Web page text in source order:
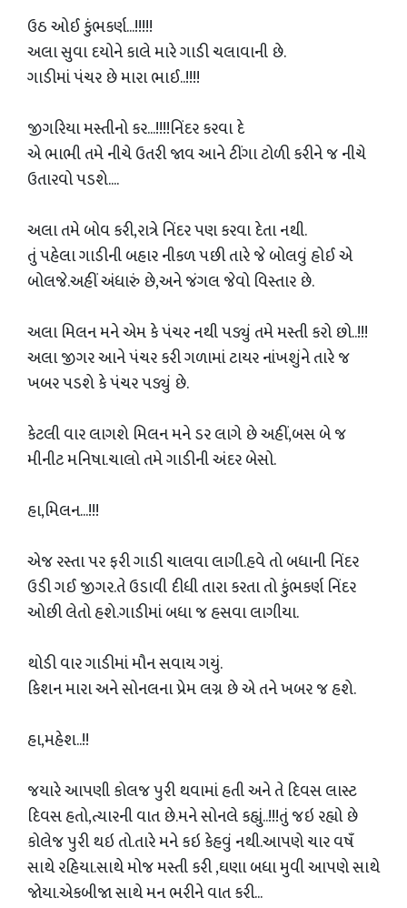
ઉઠ ઓઈ કુંભકર્ણ...!!!!!
અલા સુવા દયોને કાલે મારે ગાડી ચલાવાની છે.
ગાડીમાં પંચર છે મારા ભાઈ..!!!!
જીગરિયા મસ્તીનો કર...!!!!નિંદર કરવા દે
એ ભાભી તમે નીચે ઉતરી જાવ આને ટીંગા ટોળી કરીને જ નીચે
ઉતારવો પડશે....
અલા તમે બોવ કરી,રાત્રે નિંદર પણ કરવા દેતા નથી.
તું પહેલા ગાડીની બહાર નીકળ પછી તારે જે બોલવું હોઈ એ
બોલજે.અહીં અંધારું છે,અને જંગલ જેવો વિસ્તાર છે.
અલા મિલન મને એમ કે પંચર નથી પડ્યું તમે મસ્તી કરો છો..!!!
અલા જીગર આને પંચર કરી ગળામાં ટાયર નાંખશુંને તારે જ
ખબર પડશે કે પંચર પડ્યું છે.
કેટલી વાર લાગશે મિલન મને ડર લાગે છે અહીં,બસ બે જ
મીનીટ મનિષા.ચાલો તમે ગાડીની અંદર બેસો.
હા,મિલન...!!!
એજ રસ્તા પર ફરી ગાડી ચાલવા લાગી.હવે તો બધાની નિંદર
ઉડી ગઈ જીગર.તે ઉડાવી દીધી તારા કરતા તો કુંભકર્ણ નિંદર
ઓછી લેતો હશે.ગાડીમાં બધા જ હસવા લાગીયા.
થોડી વાર ગાડીમાં મૌન સવાય ગયું.
કિશન મારા અને સોનલના પ્રેમ લગ્ન છે એ તને ખબર જ હશે.
હા,મહેશ..!!
જયારે આપણી કોલજ પુરી થવામાં હતી અને તે દિવસ લાસ્ટ
દિવસ હતો,ત્યારની વાત છે.મને સોનલે કહ્યું..!!!તું જઇ રહ્યો છે
કોલેજ પુરી થઇ તો.તારે મને કઇ કેહવું નથી.આપણે ચાર વષઁ
સાથે રહિયા.સાથે મોજ મસ્તી કરી ,ઘણા બધા મુવી આપણે સાથે
જોયા.એકબીજા સાથે મન ભરીને વાત કરી...